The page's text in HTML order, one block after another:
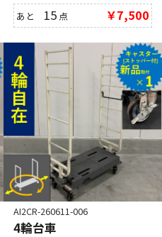
あと 15 点 ￥7,500
AI2CR-260611-006
4輪台車